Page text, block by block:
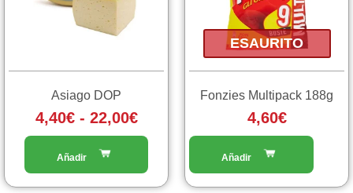
Asiago DOP
4,40€ - 22,00€
pagina
ESAURITO
Fonzies Multipack 188g
4,60€